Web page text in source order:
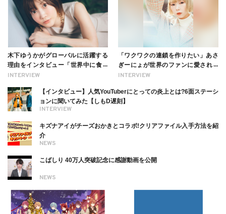
INTERVIEW
木下ゆうかがグローバルに活躍する
理由をインタビュー「世界中に食べ
る幸せを伝えたい」新事務所加入に
INTERVIEW
「ワクワクの連鎖を作りたい」あさ
ぎーにょが世界のファンに愛される
理由【インタビュー】
INTERVIEW
【インタビュー】人気YouTuberにとっての炎上とは?6面ステーシ
ョンに聞いてみた【しもD遅刻】
NEWS
キズナアイがチーズおかきとコラボ!クリアファイル入手方法を紹
介
NEWS
こばしり 40万人突破記念に感謝動画を公開